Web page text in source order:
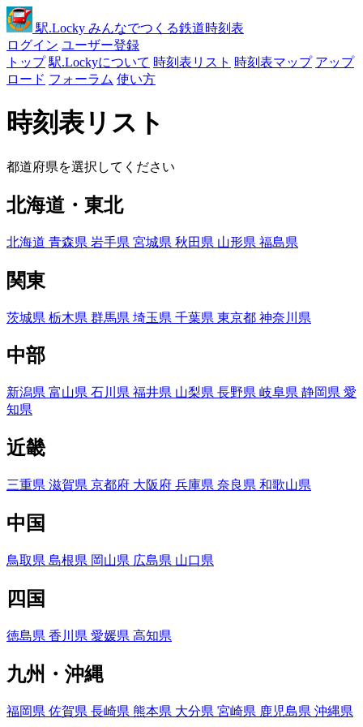
駅.Locky みんなでつくる鉄道時刻表
ログイン ユーザー登録
トップ 駅.Lockyについて 時刻表リスト 時刻表マップ アップ
ロード フォーラム 使い方
時刻表リスト
都道府県を選択してください
北海道・東北
北海道 青森県 岩手県 宮城県 秋田県 山形県 福島県
関東
茨城県 栃木県 群馬県 埼玉県 千葉県 東京都 神奈川県
中部
新潟県 富山県 石川県 福井県 山梨県 長野県 岐阜県 静岡県 愛
知県
近畿
三重県 滋賀県 京都府 大阪府 兵庫県 奈良県 和歌山県
中国
鳥取県 島根県 岡山県 広島県 山口県
四国
徳島県 香川県 愛媛県 高知県
九州・沖縄
福岡県 佐賀県 長崎県 熊本県 大分県 宮崎県 鹿児島県 沖縄県